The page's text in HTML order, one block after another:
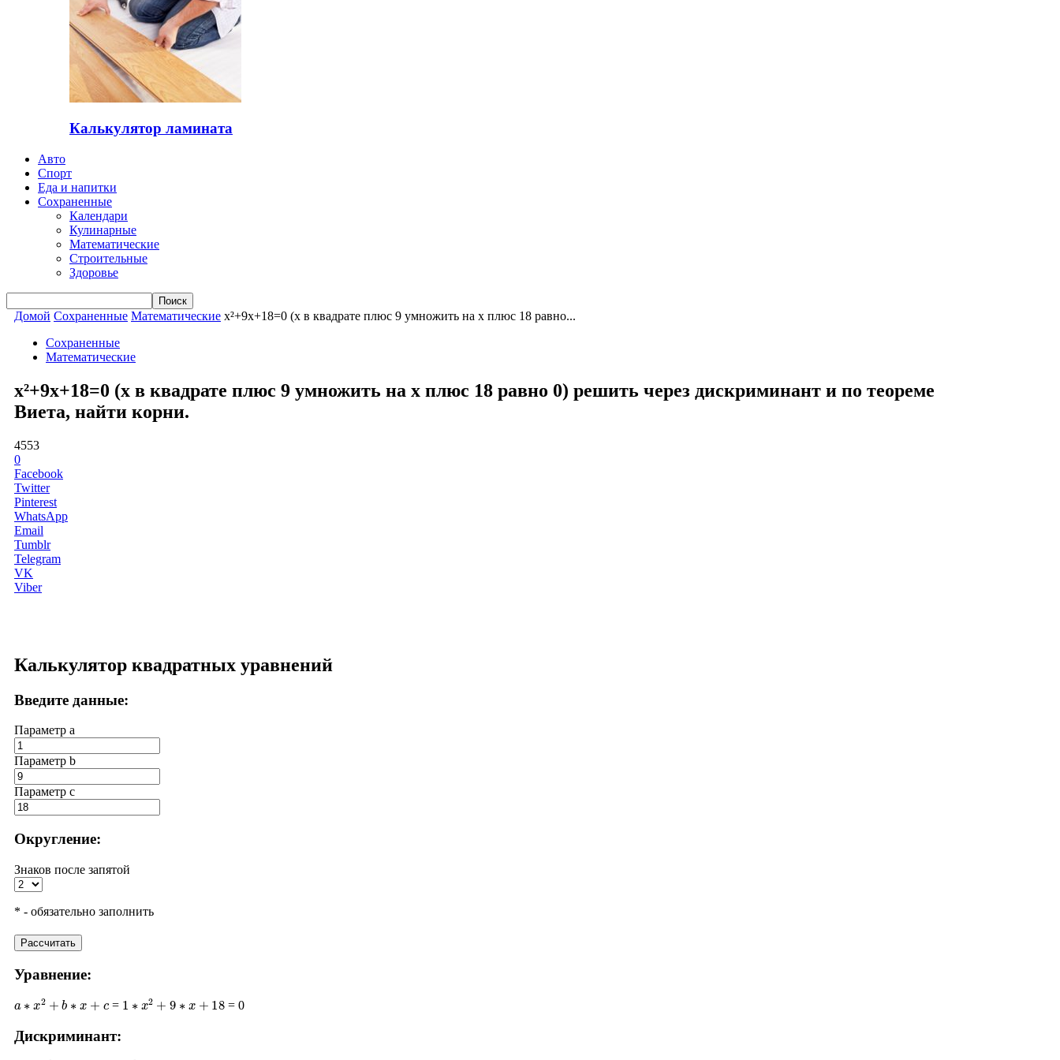
Калькулятор ламината
Авто
Спорт
Еда и напитки
Сохраненные
Календари
Кулинарные
Математические
Строительные
Здоровье
Домой Сохраненные Математические x²+9x+18=0 (x в квадрате плюс 9 умножить на x плюс 18 равно...
Сохраненные
Математические
x²+9x+18=0 (x в квадрате плюс 9 умножить на x плюс 18 равно 0) решить через дискриминант и по теореме
Виета, найти корни.
4553
0
Facebook
Twitter
Pinterest
WhatsApp
Email
Tumblr
Telegram
VK
Viber
Калькулятор квадратных уравнений
Введите данные:
Параметр a
Параметр b
Параметр с
Округление:
Знаков после запятой
* - обязательно заполнить
Рассчитать
Уравнение:
2 b ∗ = 1 2 + ∗ 18 = 0
Дискриминант: